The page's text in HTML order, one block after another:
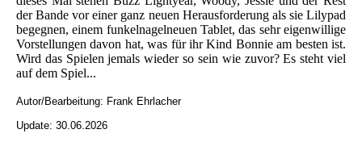
der Bande vor einer ganz neuen Herausforderung als sie Lilypad
begegnen, einem funkelnagelneuen Tablet, das sehr eigenwillige
Vorstellungen davon hat, was für ihr Kind Bonnie am besten ist.
Wird das Spielen jemals wieder so sein wie zuvor? Es steht viel
auf dem Spiel...
Autor/Bearbeitung: Frank Ehrlacher
Update: 30.06.2026